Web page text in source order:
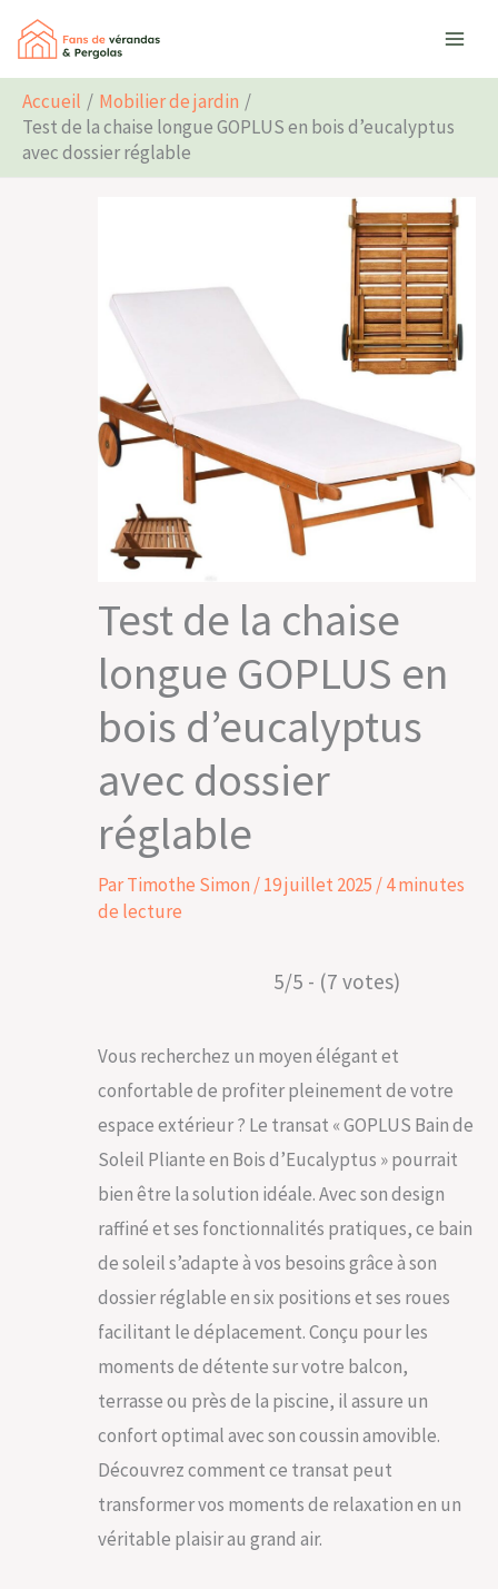
Aller
contenu
Accueil
Mobilier de jardin
Test de la chaise longue GOPLUS en bois d’eucalyptus
avec dossier réglable
Test de la chaise
longue GOPLUS en
bois d’eucalyptus
avec dossier
réglable
ParTimothe Simon /19 juillet 2025 /4 minutes
de lecture
5/5 - (7 votes)
Vous recherchez un moyen élégant et
confortable de profiter pleinement de votre
espace extérieur ? Le transat « GOPLUS Bain de
Soleil Pliante en Bois d’Eucalyptus » pourrait
bien être la solution idéale. Avec son design
raffiné et ses fonctionnalités pratiques, ce bain
de soleil s’adapte à vos besoins grâce à son
dossier réglable en six positions et ses roues
facilitant le déplacement. Conçu pour les
moments de détente sur votre balcon,
terrasse ou près de la piscine, il assure un
confort optimal avec son coussin amovible.
Découvrez comment ce transat peut
transformer vos moments de relaxation en un
véritable plaisir au grand air.
Rechercher